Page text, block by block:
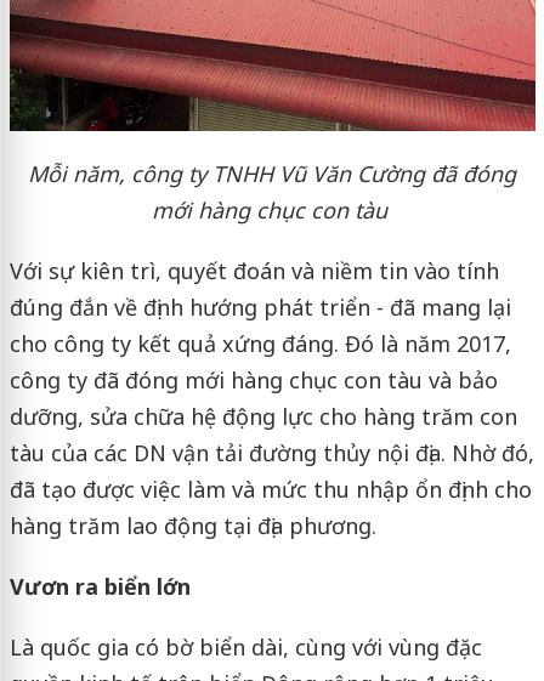
Mỗi năm, công ty TNHH Vũ Văn Cường đã đóng
mới hàng chục con tàu
Với sự kiên trì, quyết đoán và niềm tin vào tính
đúng đắn về định hướng phát triển - đã mang lại
cho công ty kết quả xứng đáng. Đó là năm 2017,
công ty đã đóng mới hàng chục con tàu và bảo
dưỡng, sửa chữa hệ động lực cho hàng trăm con
tàu của các DN vận tải đường thủy nội địa. Nhờ đó,
đã tạo được việc làm và mức thu nhập ổn định cho
hàng trăm lao động tại địa phương.
Vươn ra biển lớn
Là quốc gia có bờ biển dài, cùng với vùng đặc